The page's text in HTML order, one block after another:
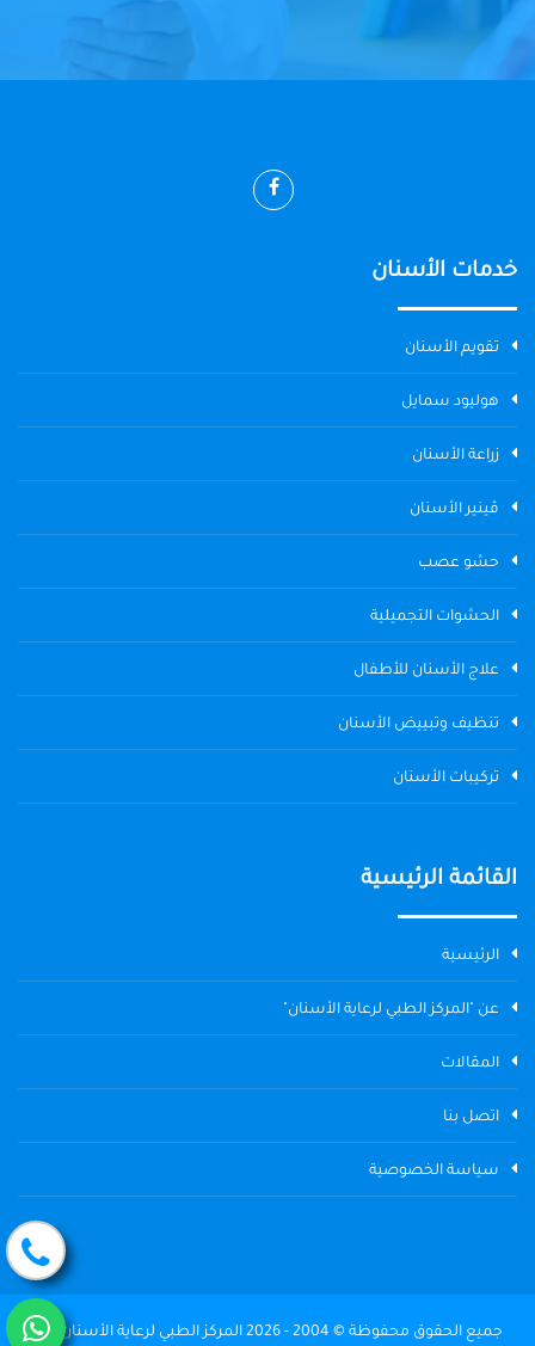
خدمات الأسنان
تقويم الأسنان
هوليود سمايل
زراعة الأسنان
ڤينير الأسنان
حشو عصب
الحشوات التجميلية
علاج الأسنان للأطفال
تنظيف وتبييض الأسنان
تركيبات الأسنان
القائمة الرئيسية
الرئيسية
عن "المركز الطبي لرعاية الأسنان"
المقالات
اتصل بنا
سياسة الخصوصية
جميع الحقوق محفوظة © 2004 - 2026 المركز الطبي لرعاية الأسنان The